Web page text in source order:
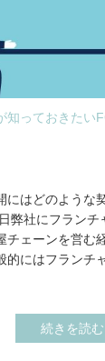
知っておきたい
にはどのような
弊社にフラン
チェーンを営む
的にはフランチ
続きを読む